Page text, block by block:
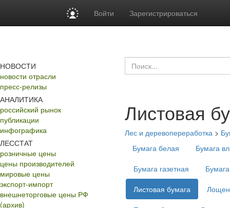
Войти Зарегистрироваться
НОВОСТИ
новости отрасли
пресс-релизы
АНАЛИТИКА
российский рынок
публикации
инфографика
ЛЕССТАТ
розничные цены
цены производителей
мировые цены
экспорт-импорт
внешнеторговые цены РФ
(архив)
Листовая
Лес и деревопереработка >
Бумага белая
Бумага
Бумага газетная
Листовая бумага